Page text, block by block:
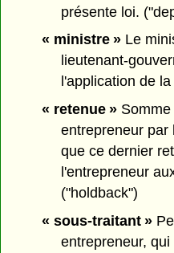
présente loi.
« ministre »Le
lieutenant-
l'application de
« retenue »Somme
entrepreneur par
que ce dernier
l'entrepreneur
("holdback")
« sous-traitant »
entrepreneur,